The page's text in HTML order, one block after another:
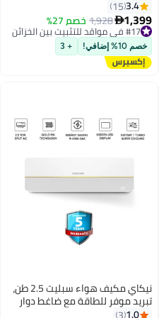
لمدة عام U6090EG أسود/ فضي
3.4
15
1,399
1,928خصم 27%
#17 في مواقد للتثبيت بين الخزائن
#17 في مواقد للتثبيت بين الخزائن
خصم 10% إضافي! + 3
نيكاي مكيف هواء سبليت 2.5 طن،
تبريد موفر للطاقة مع ضاغط دوار